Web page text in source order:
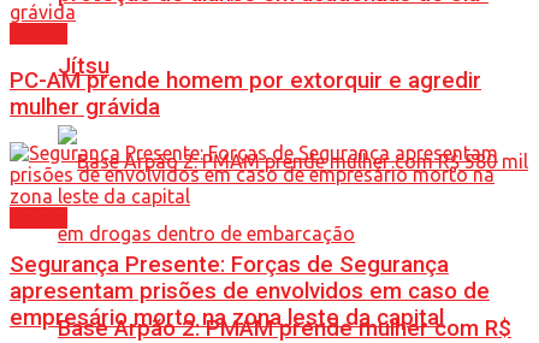
Jítsu
Base Arpão 2: PMAM prende mulher com R$
PC-AM prende homem por extorquir e agredir
mulher grávida
Segurança Presente: Forças de Segurança
apresentam prisões de envolvidos em caso de
empresário morto na zona leste da capital